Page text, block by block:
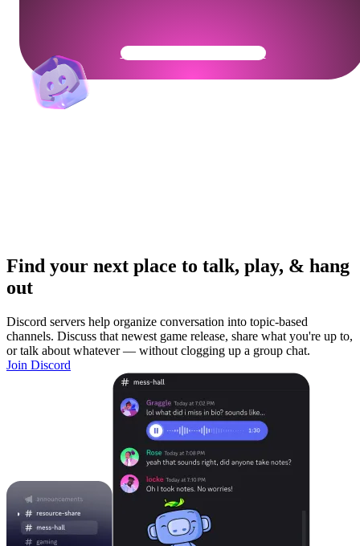
Get Your Community Ready
Find your next place to talk, play, & hang
out
Discord servers help organize conversation into topic-based
channels. Discuss that newest game release, share what you're up to,
or talk about whatever — without clogging up a group chat.
Join Discord